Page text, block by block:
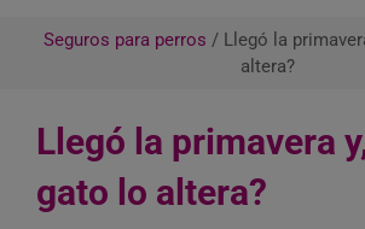
Seguros para perros / Llegó la
altera?
Llegó la primavera
gato lo altera?